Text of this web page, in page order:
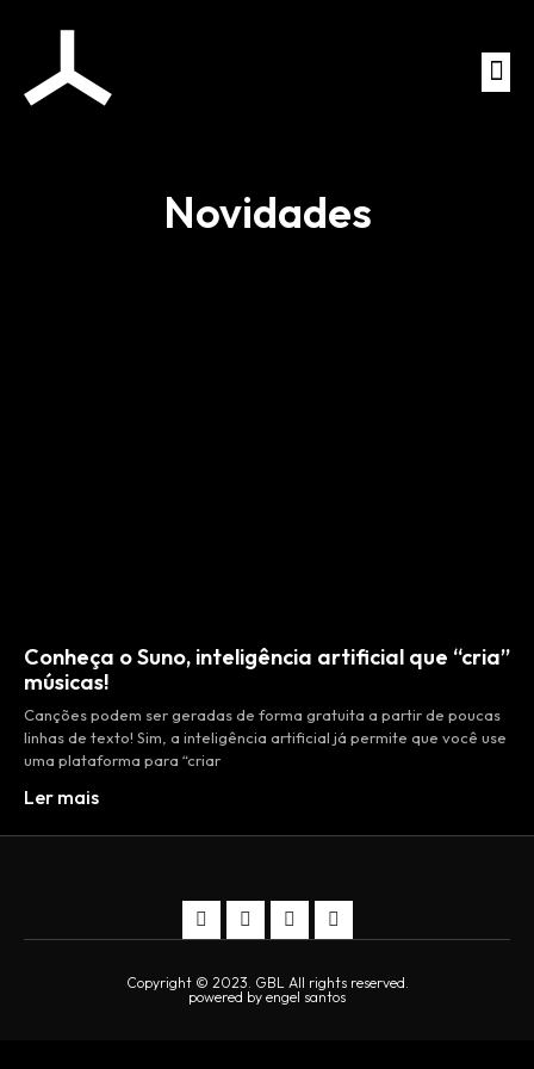
Novidades
Conheça o Suno, inteligência artificial que “cria”
músicas!
Canções podem ser geradas de forma gratuita a partir de poucas
linhas de texto! Sim, a inteligência artificial já permite que você use
uma plataforma para “criar
Ler mais
powered by engel santos
Copyright © 2023. GBL All rights reserved.